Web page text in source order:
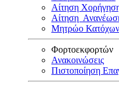
Αίτηση
Αίτηση
Μητρώο Κατόχων
Φορτοεκφορτών
Ανακοινώσεις
Πιστοποίηση